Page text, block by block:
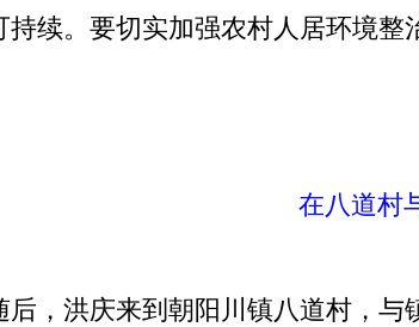
持续。要切实加强农村人居环境
在八道村
洪庆来到朝阳川镇八道村，与